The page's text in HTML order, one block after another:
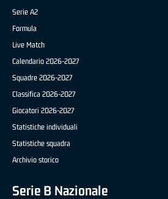
Serie A2
Formula
Live Match
Calendario 2026-2027
Squadre 2026-2027
Classifica 2026-2027
Giocatori 2026-2027
Statistiche individuali
Statistiche squadra
Archivio storico
Serie B Nazionale